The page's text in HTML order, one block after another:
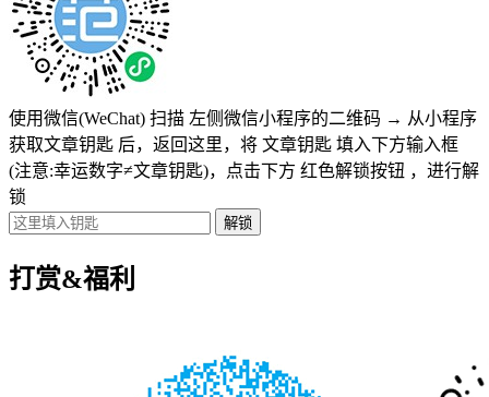
使用微信(WeChat) 扫描 左侧微信小程序的二维码 → 从小程序
获取文章钥匙 后，返回这里，将 文章钥匙 填入下方输入框
(注意:幸运数字≠文章钥匙)，点击下方 红色解锁按钮 ，进行解
锁
打赏&福利